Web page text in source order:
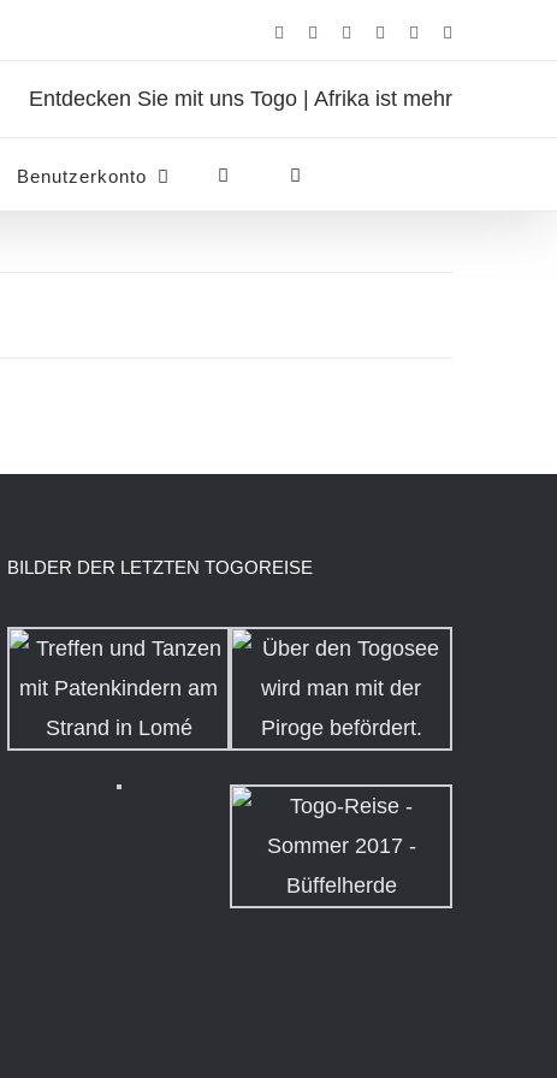
FacebookInstagram
Pinterest
Entdecken Sie mit uns Togo | Afrika ist mehr
Benutzerkonto
BILDER DER LETZTEN TOGOREISE